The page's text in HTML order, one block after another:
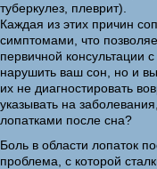
туберкулез, плеврит).
Каждая из этих причин
симптомами, что
первичной консультации
нарушить ваш сон, но и
их не диагностировать
указывать на
лопатками после сна?
Боль в области лопаток
проблема, с которой